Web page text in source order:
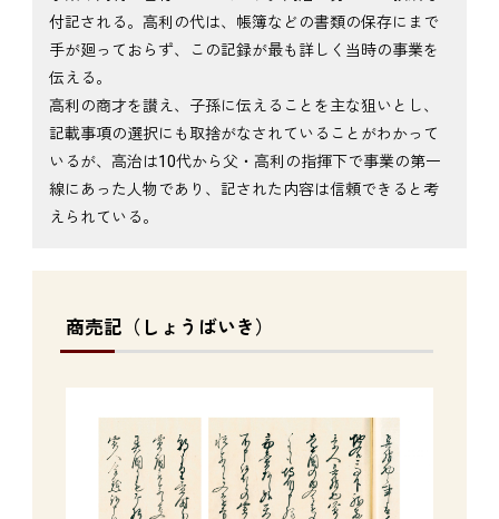
付記される。高利の代は、帳簿などの書類の保存にまで
手が廻っておらず、この記録が最も詳しく当時の事業を
伝える。
高利の商才を讃え、子孫に伝えることを主な狙いとし、
記載事項の選択にも取捨がなされていることがわかって
いるが、高治は10代から父・高利の指揮下で事業の第一
線にあった人物であり、記された内容は信頼できると考
えられている。
商売記（しょうばいき）